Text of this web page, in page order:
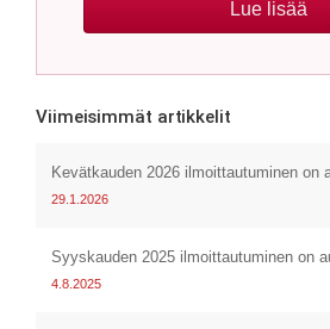
Lue lisää
Viimeisimmät artikkelit
Kevätkauden 2026 ilmoittautuminen on
29.1.2026
Syyskauden 2025 ilmoittautuminen on
4.8.2025